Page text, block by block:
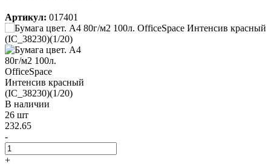
Артикул: 017401
В наличии
26 шт
232.65
-
+